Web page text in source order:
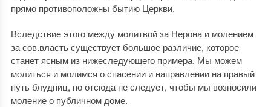
прямо противоположны бытию Церкви.
Вследствие этого между молитвой за Нерона и молением
за сов.власть существует большое различие, которое
станет ясным из нижеследующего примера. Мы можем
молиться и молимся о спасении и направлении на правый
путь блудниц, но отсюда не следует, чтобы мы возносили
моление о публичном доме.